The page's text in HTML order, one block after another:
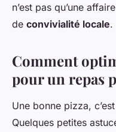
n’est pas qu’une
de convivialité locale.
Comment
pour un repas
Une bonne pizza,
Quelques petites